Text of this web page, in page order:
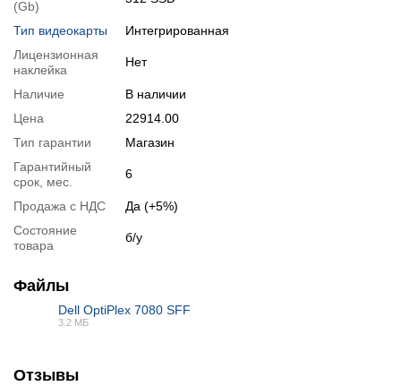
📧Запрос оптовой цены
Отслеживать на Facebook
(Gb)
Тип видеокарты
Интегрированная
Лицензионная
наклейка
Нет
Наличие
В наличии
Цена
22914.00
Тип гарантии
Магазин
Гарантийный
срок, мес.
6
Продажа с НДС
Да (+5%)
Состояние
товара
б/у
Файлы
Dell OptiPlex 7080 SFF
3.2 МБ
Отзывы